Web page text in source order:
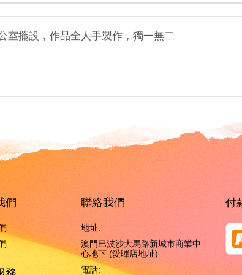
室擺設，作品全人手製作，獨一無二
們 聯絡我們
地址:
澳門巴波沙大馬路新城市商業中
心地下 (愛暉店地址)
電話:
付